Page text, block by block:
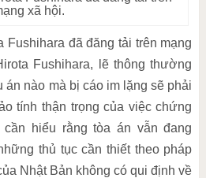
xã hội.
Fushihara đã đăng tải trên mạng
Fushihara, lẽ thông thường
án nào mà bị cáo im lặng sẽ phải
tính thận trọng của việc chứng
hiểu rằng tòa án vẫn đang
thủ tục cần thiết theo pháp
Nhật Bản không có qui định về